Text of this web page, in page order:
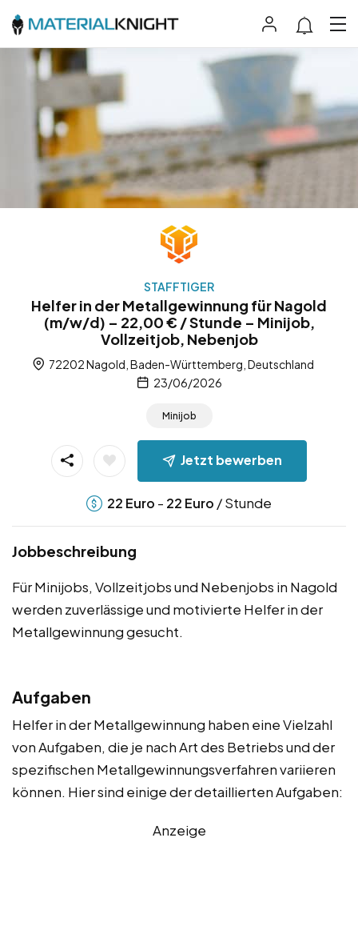
STAFFTIGER
Helfer in der Metallgewinnung für Nagold
(m/w/d) – 22,00 € / Stunde – Minijob,
Vollzeitjob, Nebenjob
72202 Nagold, Baden-Württemberg, Deutschland
23/06/2026
Minijob
Jetzt bewerben
22 Euro - 22 Euro / Stunde
Jobbeschreibung
Für Minijobs, Vollzeitjobs und Nebenjobs in Nagold
werden zuverlässige und motivierte Helfer in der
Metallgewinnung gesucht.
Aufgaben
Helfer in der Metallgewinnung haben eine Vielzahl
von Aufgaben, die je nach Art des Betriebs und der
spezifischen Metallgewinnungsverfahren variieren
können. Hier sind einige der detaillierten Aufgaben:
Anzeige